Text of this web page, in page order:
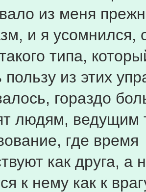
из меня
и я
типа,
пользу из этих
гораздо
людям, ведущим
где время
как друга, а
к нему как к